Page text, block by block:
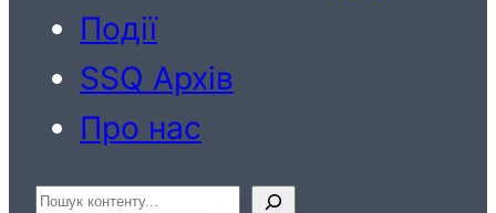
Події
SSQ Архів
Про нас
Пошук